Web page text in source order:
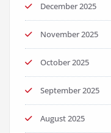
December 2025
November 2025
October 2025
September 2025
August 2025